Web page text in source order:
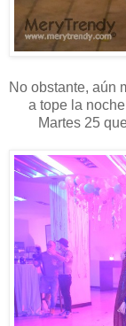
No obstante, aún
a tope la
Martes 25